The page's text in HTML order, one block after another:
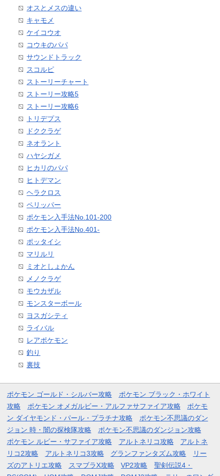
オスとメスの違い
キャモメ
ケイコウオ
コウキのパパ
サウンドトラック
スコルピ
ストーリーチャート
ストーリー攻略5
ストーリー攻略6
トリデプス
ドククラゲ
ネオラント
ハヤシガメ
ヒカリのパパ
ヒトデマン
ヘラクロス
ペリッパー
ポケモン入手法No.101-200
ポケモン入手法No.401-
ポッタイシ
マリルリ
ミオとしょかん
メノクラゲ
モウカザル
モンスターボール
ヨスガシティ
ライバル
レアポケモン
釣り
裏技
ポケモン ゴールド・シルバー攻略
ポケモン ブラック・ホワイト
攻略
ポケモン オメガルビー・アルファサファイア攻略
ポケモ
ン ダイヤモンド・パール・プラチナ攻略
ポケモン不思議のダン
ジョン 時・闇の探検隊攻略
ポケモン不思議のダンジョン攻略
ポケモン ルビー・サファイア攻略
アルトネリコ攻略
アルトネ
リコ2攻略
アルトネリコ3攻略 グランファンタズム攻略
リー
ズのアトリエ攻略
スマブラX攻略 VP2攻略
聖剣伝説4・